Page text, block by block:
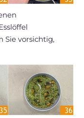
Sie vorsichtig,